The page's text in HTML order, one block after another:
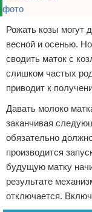
Рожать козы могут
весной и осенью.
сводить маток с
слишком частых
приводит к
Давать молоко
заканчивая
обязательно
производится
будущую матку
результате
отключается.